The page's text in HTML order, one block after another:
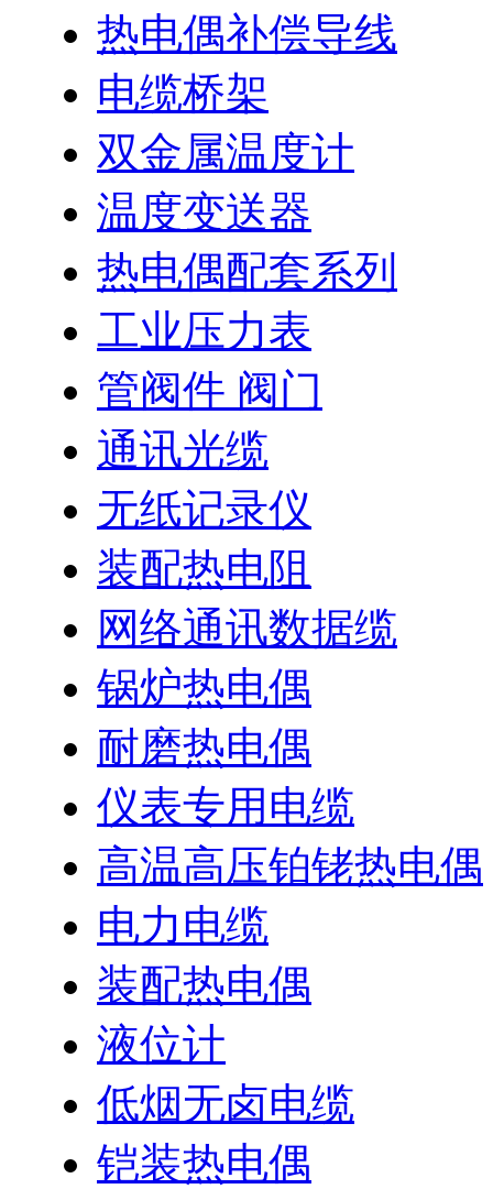
热电偶补偿导线
电缆桥架
双金属温度计
温度变送器
热电偶配套系列
工业压力表
管阀件 阀门
通讯光缆
无纸记录仪
装配热电阻
网络通讯数据缆
锅炉热电偶
耐磨热电偶
仪表专用电缆
高温高压铂铑热电偶
电力电缆
装配热电偶
液位计
低烟无卤电缆
铠装热电偶